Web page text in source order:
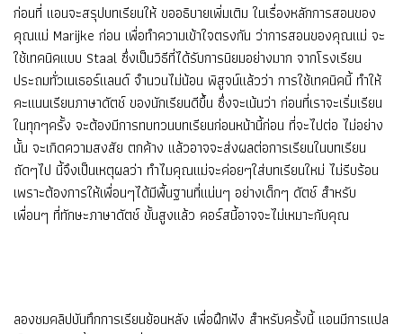
ก่อนที่ แอนจะสรุปบทเรียนให้ ขออธิบายเพิ่มเติม ในเรื่องหลักการสอนของ
คุณแม่ Marijke ก่อน เพื่อทำความเข้าใจตรงกัน ว่าการสอนของคุณแม่ จะ
ใช้เทคนิคแบบ Staal ซึ่งเป็นวิธีที่ได้รับการนิยมอย่างมาก จากโรงเรียน
ประถมทั่วเนเธอร์แลนด์ จำนวนไม่น้อน พิสูจน์แล้วว่า การใช้เทคนิคนี้ ทำให้
คะแนนเรียนภาษาดัตช์ ของนักเรียนดีขึ้น ซึ่งจะเน้นว่า ก่อนที่เราจะเริ่มเรียน
ในทุกๆครั้ง จะต้องมีการทบทวนบทเรียนก่อนหน้านี้ก่อน ที่จะไปต่อ ไม่อย่าง
นั้น จะเกิดความสงสัย ตกค้าง แล้วอาจจะส่งผลต่อการเรียนในบทเรียน
ถัดๆไป นี้จึงเป็นเหตุผลว่า ทำไมคุณแม่จะค่อยๆใส่บทเรียนใหม่ ไม่รีบร้อน
เพราะต้องการให้เพื่อนๆได้มีพื้นฐานที่แน่นๆ อย่างเด็กๆ ดัตช์ สำหรับ
เพื่อนๆ ที่ทักษะภาษาดัตช์ ขั้นสูงแล้ว คอร์สนี้อาจจะไม่เหมาะกับคุณ
ลองชมคลิปบันทึกการเรียนย้อนหลัง เพื่อฝึกฟัง สำหรับครั้งนี้ แอนมีการแปล